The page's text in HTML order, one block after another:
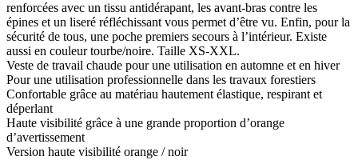
renforcées avec un tissu antidérapant, les avant-bras contre les
épines et un liseré réfléchissant vous permet d’être vu. Enfin, pour la
sécurité de tous, une poche premiers secours à l’intérieur. Existe
aussi en couleur tourbe/noire. Taille XS-XXL.
Veste de travail chaude pour une utilisation en automne et en hiver
Pour une utilisation professionnelle dans les travaux forestiers
Confortable grâce au matériau hautement élastique, respirant et
déperlant
Haute visibilité grâce à une grande proportion d’orange
d’avertissement
Version haute visibilité orange / noir